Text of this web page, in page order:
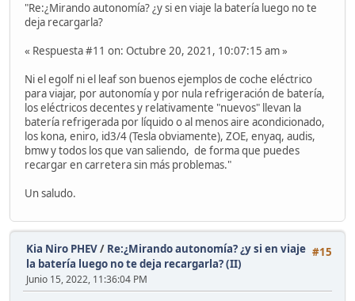
"Re:¿Mirando autonomía? ¿y si en viaje la batería luego no te
deja recargarla?
« Respuesta #11 on: Octubre 20, 2021, 10:07:15 am »
Ni el egolf ni el leaf son buenos ejemplos de coche eléctrico
para viajar, por autonomía y por nula refrigeración de batería,
los eléctricos decentes y relativamente "nuevos" llevan la
batería refrigerada por líquido o al menos aire acondicionado,
los kona, eniro, id3/4 (Tesla obviamente), ZOE, enyaq, audis,
bmw y todos los que van saliendo, de forma que puedes
recargar en carretera sin más problemas."
Un saludo.
#15
Kia Niro PHEV/ Re:¿Mirando autonomía? ¿y si en viaje
la batería luego no te deja recargarla? (II)
Junio 15, 2022, 11:36:04 PM